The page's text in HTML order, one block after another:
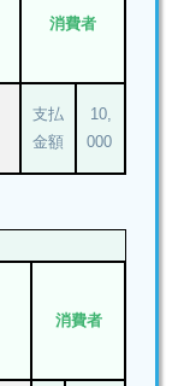
消費者
支払
金額
10,
000
消費者